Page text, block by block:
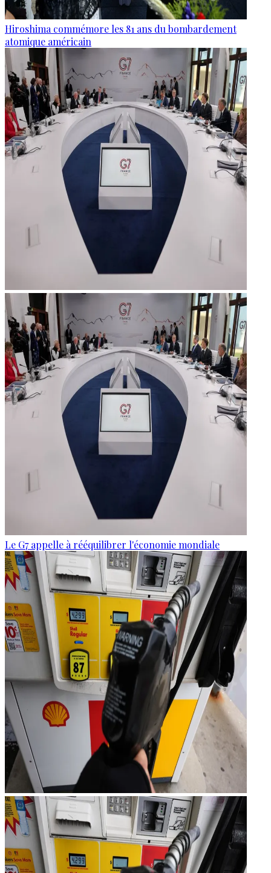
Hiroshima commémore les 81 ans du bombardement
atomique américain
Le G7 appelle à rééquilibrer l'économie mondiale